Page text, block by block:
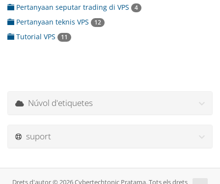
Pertanyaan seputar trading di VPS 4
Pertanyaan teknis VPS 12
Tutorial VPS 11
Núvol d'etiquetes
suport
Drets d'autor © 2026 Cybertechtonic Pratama. Tots els drets